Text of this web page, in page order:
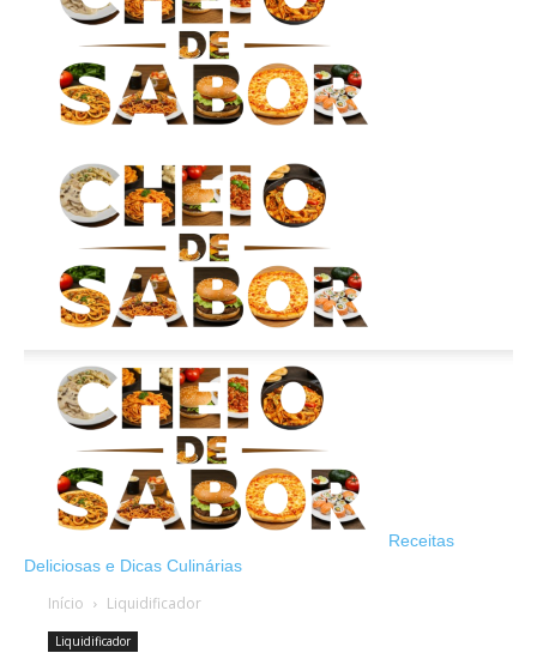
Receitas
Deliciosas e Dicas Culinárias
Início Liquidificador
Liquidificador